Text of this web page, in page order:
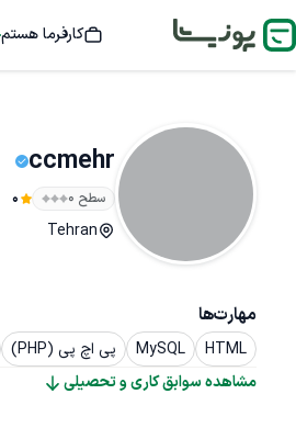
کارفرما هستم
ccmehr
سطح ۰ 0
Tehran
مهارت‌ها
HTML
MySQL پی اچ پی (PHP)
مشاهده سوابق کاری و تحصیلی